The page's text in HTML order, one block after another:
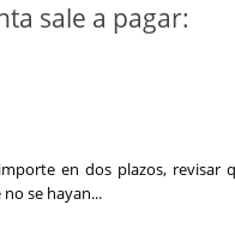
internacionales
sale a pagar:
en dos plazos, revisar
se hayan...